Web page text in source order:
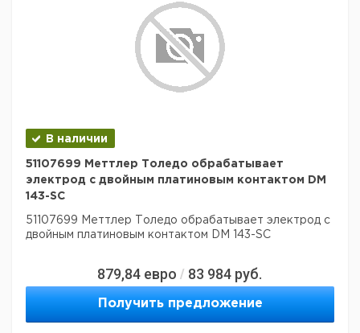
В наличии
51107699 Меттлер Толедо обрабатывает
электрод с двойным платиновым контактом DM
143-SC
51107699 Меттлер Толедо обрабатывает электрод с
двойным платиновым контактом DM 143-SC
879,84 евро / 83 984 руб.
Получить предложение